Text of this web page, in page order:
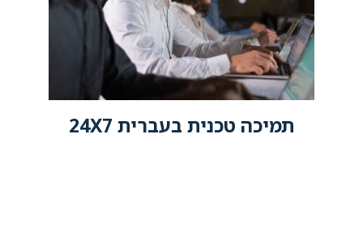
תמיכה טכנית בעברית 24X7​